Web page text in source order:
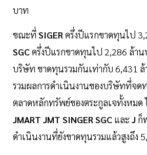
บาท
ขณะที่ SIGERครึ่งปีแรกขาดทุนไป
SGCครึ่งปีแรกขาดทุนไป 2,286 ล้าน
บริษัท ขาดทุนรวมกันเท่ากับ 6,431
รวมผลการดำเนินงานของบริษัทที่จด
ตลาดหลักทรัพย์ของตระกูลเจทั้งหมด
JMART JMT SINGER SGC และ J ก็
ดำเนินงานที่ยังขาดทุนรวมแล้วสูงถึง